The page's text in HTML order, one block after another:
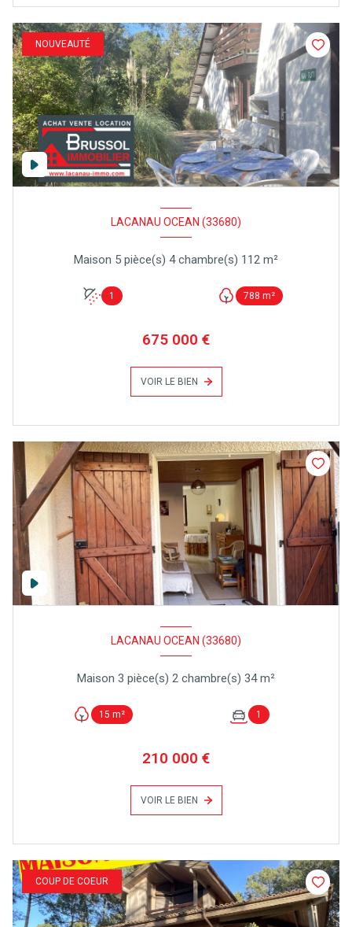
NOUVEAUTÉ
LACANAU OCEAN (33680)
Maison 5 pièce(s) 4 chambre(s) 112 m²
1 788 m²
675 000 €
VOIR LE BIEN
LACANAU OCEAN (33680)
Maison 3 pièce(s) 2 chambre(s) 34 m²
15 m² 1
210 000 €
VOIR LE BIEN
COUP DE COEUR